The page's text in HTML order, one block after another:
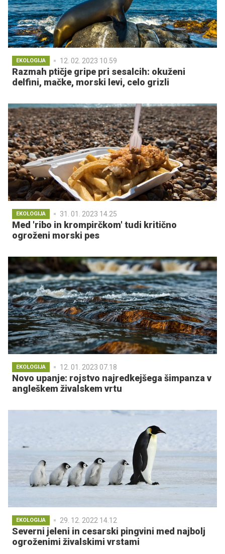
EKOLOGIJA 12. 02. 2023 10.59
Razmah ptičje gripe pri sesalcih: okuženi
delfini, mačke, morski levi, celo grizli
EKOLOGIJA 31. 01. 2023 14.25
Med 'ribo in krompirčkom' tudi kritično
ogroženi morski pes
EKOLOGIJA 12. 01. 2023 07.18
Novo upanje: rojstvo najredkejšega šimpanza v
angleškem živalskem vrtu
EKOLOGIJA 29. 12. 2022 14.12
Severni jeleni in cesarski pingvini med najbolj
ogroženimi živalskimi vrstami